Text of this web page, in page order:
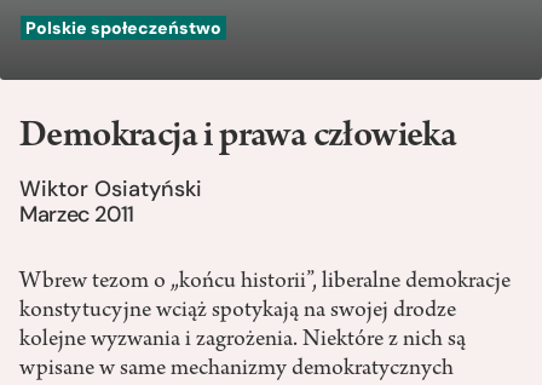
Polskie społeczeństwo
Demokracja i prawa człowieka
Wiktor Osiatyński
Marzec 2011
Wbrew tezom o „końcu historii”, liberalne demokracje
konstytucyjne wciąż spotykają na swojej drodze
kolejne wyzwania i zagrożenia. Niektóre z nich są
wpisane w same mechanizmy demokratycznych